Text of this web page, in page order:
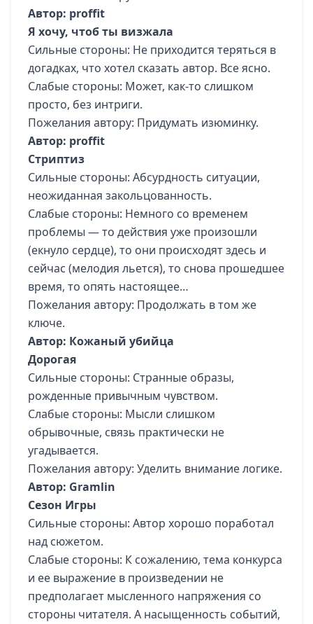
Автор: proffit
Я хочу, чтоб ты визжала
Сильные стороны: Не приходится теряться в
догадках, что хотел сказать автор. Все ясно.
Слабые стороны: Может, как-то слишком
просто, без интриги.
Пожелания автору: Придумать изюминку.
Автор: proffit
Стриптиз
Сильные стороны: Абсурдность ситуации,
неожиданная закольцованность.
Слабые стороны: Немного со временем
проблемы — то действия уже произошли
(екнуло сердце), то они происходят здесь и
сейчас (мелодия льется), то снова прошедшее
время, то опять настоящее…
Пожелания автору: Продолжать в том же
ключе.
Автор: Кожаный убийца
Дорогая
Сильные стороны: Странные образы,
рожденные привычным чувством.
Слабые стороны: Мысли слишком
обрывочные, связь практически не
угадывается.
Пожелания автору: Уделить внимание логике.
Автор: Gramlin
Сезон Игры
Сильные стороны: Автор хорошо поработал
над сюжетом.
Слабые стороны: К сожалению, тема конкурса
и ее выражение в произведении не
предполагает мысленного напряжения со
стороны читателя. А насыщенность событий,